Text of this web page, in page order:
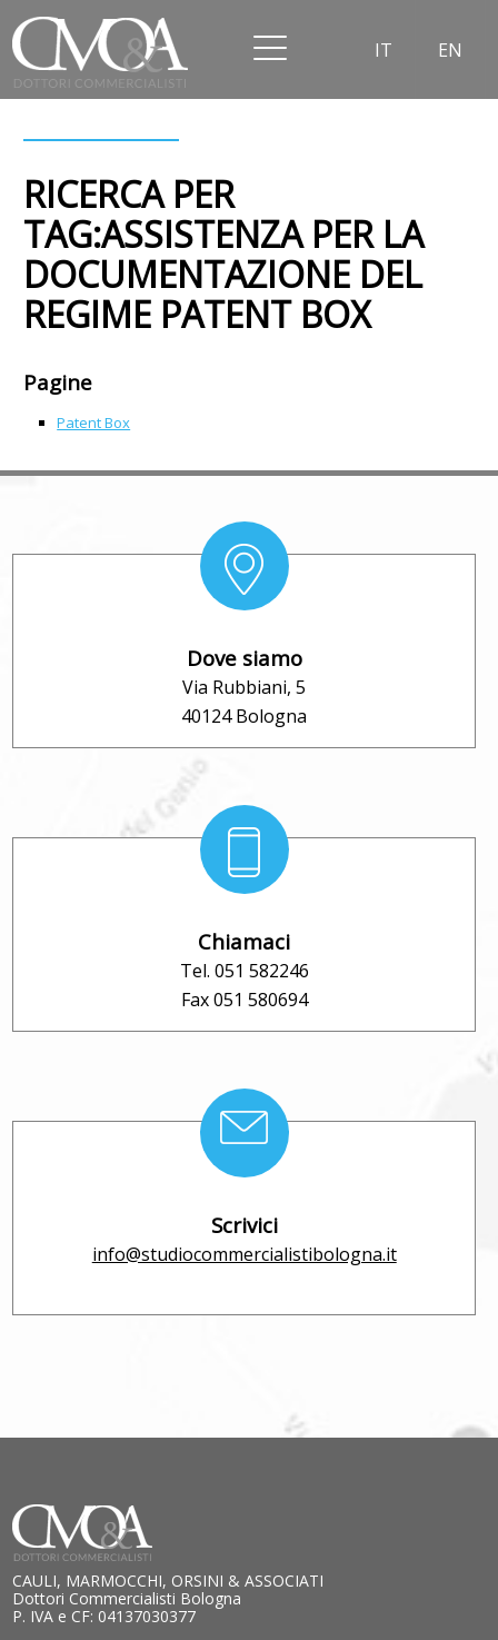
IT EN
RICERCA PER
TAG:ASSISTENZA PER LA
DOCUMENTAZIONE DEL
REGIME PATENT BOX
Pagine
Patent Box
Dove siamo
Via Rubbiani, 5
40124 Bologna
Chiamaci
Tel. 051 582246
Fax 051 580694
Scrivici
info@studiocommercialistibologna.it
CAULI, MARMOCCHI, ORSINI & ASSOCIATI
Dottori Commercialisti Bologna
P. IVA e CF: 04137030377